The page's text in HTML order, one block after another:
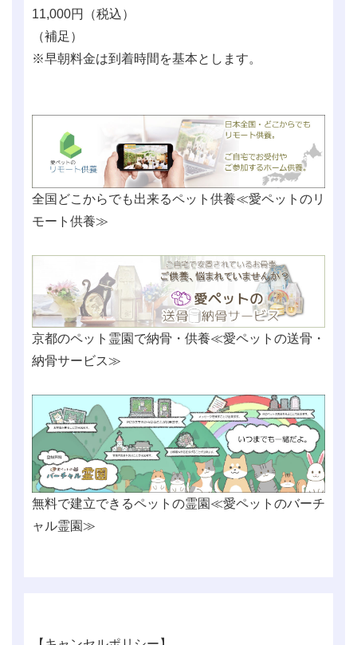
11,000円（税込）
（補足）
※早朝料金は到着時間を基本とします。
全国どこからでも出来るペット供養≪愛ペットのリ
モート供養≫
京都のペット霊園で納骨・供養≪愛ペットの送骨・
納骨サービス≫
無料で建立できるペットの霊園≪愛ペットのバーチ
ャル霊園≫